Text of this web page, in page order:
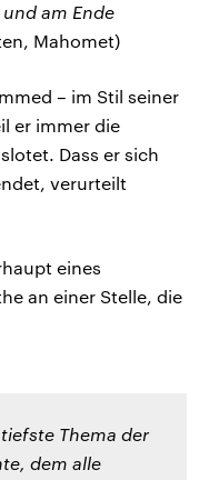
am Ende
Mahomet)
– im Stil seiner
er immer die
Dass er sich
verurteilt
eines
an einer Stelle, die
Thema der
dem alle